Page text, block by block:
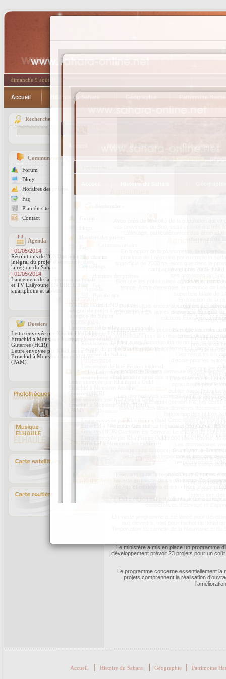
dimanche 9 août 2026
Accueil Histoire du Sahara Géographie Patrimoine
Recherche
Communautaire
Forum
Blogs
Horaires des prières
Faq
Plan du site
Contact
Agenda
| 01/05/2014
Résolutions de l'ONU et texte
intégral du projet d'autonomie dans
la région du Sahara
| 01/05/2014
Lancement de la télévision nationale
et TV Laâyoune EN DIRECT sur
smartphone et tablette
Dossiers
Lettre envoyée par Khalihenna Ould
Errachid à Monsieur Antonio
Guterres (HCR)
Lettre envoyée par Khalihenna Ould
Errachid à Monsieur James Morris
(PAM)
Archives
Avec près de la moitié de la population qui
campagne agricole 2005-
Bien que les potentialités agricoles soient
Des résultats encourageants ont été
d’école pour les autres provinces. Equipée
cultures fourragères, ce
L’intervention des pouvoirs publics au
agriculteurs pour le creusement de puits et
Laâyoune dispose également de terrains
statut communal des terres et de la vie
plusieurs
Les dromadaires viennent à la tête des
D’une part, le cheptel camelin n’a pas
A l’instar des autres régions du Royaume,
L’élevage dans la région de Laâyoune-
cette région est important et est
respectivement
L’élevage dans la région d’Oued
Tawarta en raison de sa production
d’ovins et de bovins et son effectif n’a
Cette région est par ailleurs dotée de
Le ministère a mis en place un programme
développement prévoit 23 projets pour un
Le programme concerne essentiellement
projets comprennent la réalisation
Accueil | Histoire du Sahara | Géographie| Patrimoine